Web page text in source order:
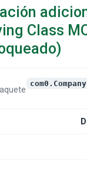
Class